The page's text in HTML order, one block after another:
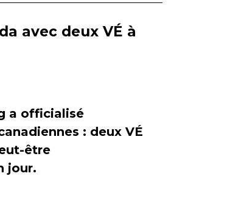
avec deux VÉ à
a officialisé
: deux VÉ
être
jour.